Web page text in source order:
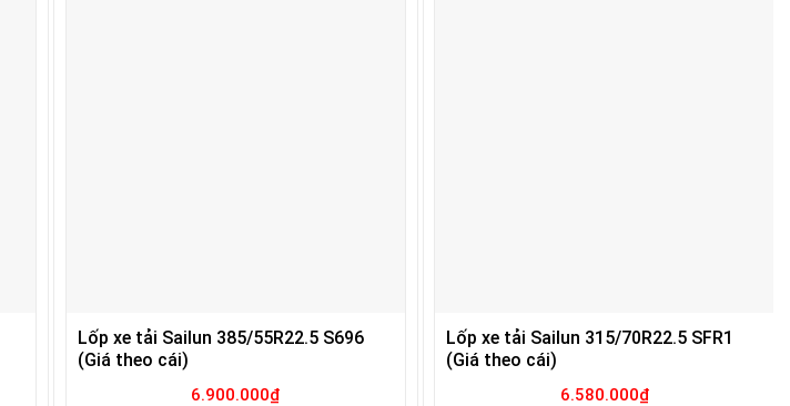
Lốp xe tải Sailun 385/55R22.5 S696
(Giá theo cái)
6.900.000₫
Lốp xe tải Sailun 315/70R22.5 SFR1
(Giá theo cái)
6.580.000₫